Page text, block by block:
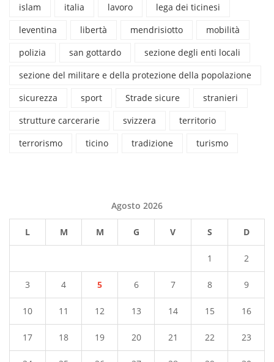
islam
italia lavoro
lega dei ticinesi
leventina
libertà mendrisiotto
mobilità
polizia
san gottardo
sezione degli enti locali
sezione del militare e della protezione della popolazione
sicurezza
sport Strade sicure
stranieri
strutture carcerarie
svizzera
territorio
terrorismo
ticino tradizione turismo
Agosto 2026
L M M G V S D
1 2
3 4 5 6 7 8 9
10 11 12 13 14 15 16
17 18 19 20 21 22 23